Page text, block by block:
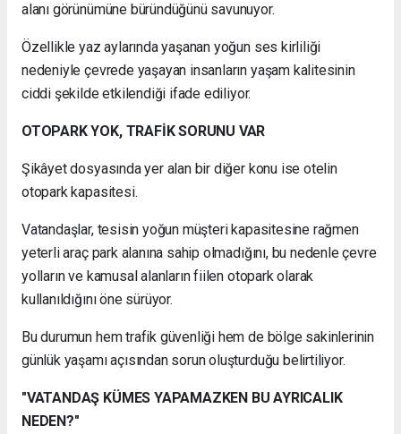
alanı görünümüne büründüğünü savunuyor.
Özellikle yaz aylarında yaşanan yoğun ses kirliliği
nedeniyle çevrede yaşayan insanların yaşam kalitesinin
ciddi şekilde etkilendiği ifade ediliyor.
OTOPARK YOK, TRAFİK SORUNU VAR
Şikâyet dosyasında yer alan bir diğer konu ise otelin
otopark kapasitesi.
Vatandaşlar, tesisin yoğun müşteri kapasitesine rağmen
yeterli araç park alanına sahip olmadığını, bu nedenle çevre
yolların ve kamusal alanların fiilen otopark olarak
kullanıldığını öne sürüyor.
Bu durumun hem trafik güvenliği hem de bölge sakinlerinin
günlük yaşamı açısından sorun oluşturduğu belirtiliyor.
"VATANDAŞ KÜMES YAPAMAZKEN BU AYRICALIK
NEDEN?"